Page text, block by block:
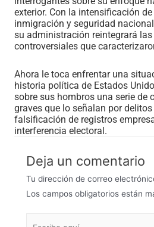
exterior. Con la intensificación
inmigración y seguridad
su administración reintegrará
controversiales que
Ahora le toca enfrentar una
historia política de Estados
sobre sus hombros una serie de
graves que lo señalan por
falsificación de registros
interferencia electoral.
Deja un comentario
Tu dirección de correo
Los campos obligatorios están